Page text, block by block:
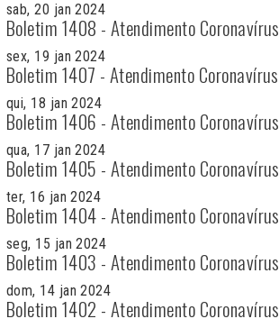
sab, 20 jan 2024
Boletim 1408 - Atendimento Coronavírus
sex, 19 jan 2024
Boletim 1407 - Atendimento Coronavírus
qui, 18 jan 2024
Boletim 1406 - Atendimento Coronavírus
qua, 17 jan 2024
Boletim 1405 - Atendimento Coronavírus
ter, 16 jan 2024
Boletim 1404 - Atendimento Coronavírus
seg, 15 jan 2024
Boletim 1403 - Atendimento Coronavírus
dom, 14 jan 2024
Boletim 1402 - Atendimento Coronavírus